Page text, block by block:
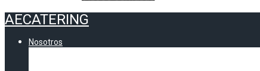
AECATERING
Nosotros